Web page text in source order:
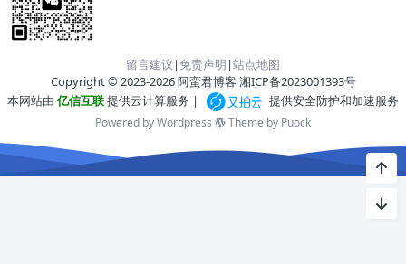
留言建议 |免责声明 |站点地图
Copyright © 2023-2026 阿蛮君博客 湘ICP备2023001393号
本网站由 亿信互联提供云计算服务 | 提供安全防护和加速服务
Powered by Wordpress Theme by Puock